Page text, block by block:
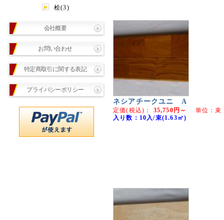
桧(3)
会社概要
お問い合わせ
特定商取引に関する表記
プライバシーポリシー
ネシアチークユニ A
定価(税込)： 35,750円～
単位：束
入り数：10入/束(1.63㎡)